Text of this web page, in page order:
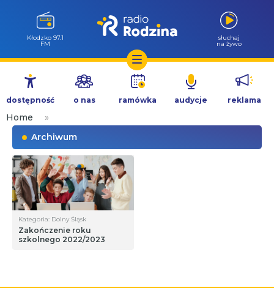
Przejdź
treści
Kłodzko 97.1
FM
słuchaj
na żywo
dostępność o nas ramówka audycje reklama
Home
»
Archiwum
Kategoria: Dolny Śląsk
Zakończenie roku
szkolnego 2022/2023